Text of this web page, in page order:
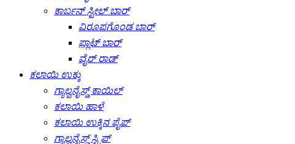
ಕಾರ್ಬನ್ ಸ್ಟೀಲ್ ಬಾರ್
ವಿರೂಪಗೊಂಡ ಬಾರ್
ಫ್ಲಾಟ್ ಬಾರ್
ವೈರ್ ರಾಡ್
ಕಲಾಯಿ ಉಕ್ಕು
ಗ್ಯಾಲ್ವನೈಸ್ಡ್ ಕಾಯಿಲ್
ಕಲಾಯಿ ಹಾಳೆ
ಕಲಾಯಿ ಉಕ್ಕಿನ ಪೈಪ್
ಗ್ಯಾಲ್ವನೈಸ್ಡ್ ಸ್ಟ್ರಿಪ್